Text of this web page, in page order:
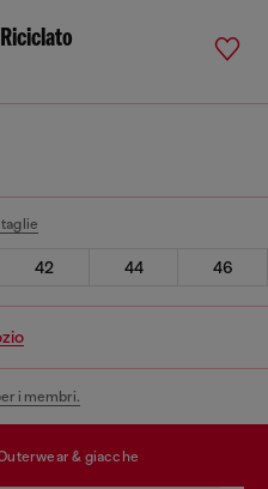
42 44 46
i membri.
outerwear & giacche